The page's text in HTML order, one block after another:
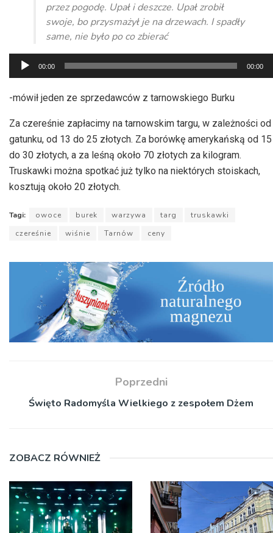
przez pogodę. Upał i deszcze. Upał zrobił
swoje, bo przysmażył je na drzewach. I spadły
same, nie było po co zbierać
Odtwarzacz
plików
dźwiękowych
00:00 00:00
-mówił jeden ze sprzedawców z tarnowskiego Burku
Za czereśnie zapłacimy na tarnowskim targu, w zależności od
gatunku, od 13 do 25 złotych. Za borówkę amerykańską od 15
do 30 złotych, a za leśną około 70 złotych za kilogram.
Truskawki można spotkać już tylko na niektórych stoiskach,
kosztują około 20 złotych.
Tagi: owoce burek warzywa targ
truskawki
czereśnie
wiśnie Tarnów ceny
Poprzedni
Święto Radomyśla Wielkiego z zespołem Dżem
ZOBACZ RÓWNIEŻ